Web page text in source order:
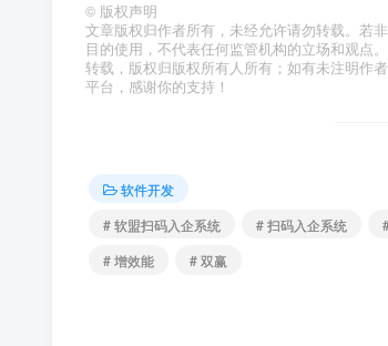
© 版权声明
文章版权归作者所有，未经允许请勿转载。若
目的使用，不代表任何监管机构的立场和观点
转载，版权归版权所有人所有；如有未注明作
平台，感谢你的支持！
软件开发
# 软盟扫码入企系统
# 扫码入企系统
# 增效能
# 双赢